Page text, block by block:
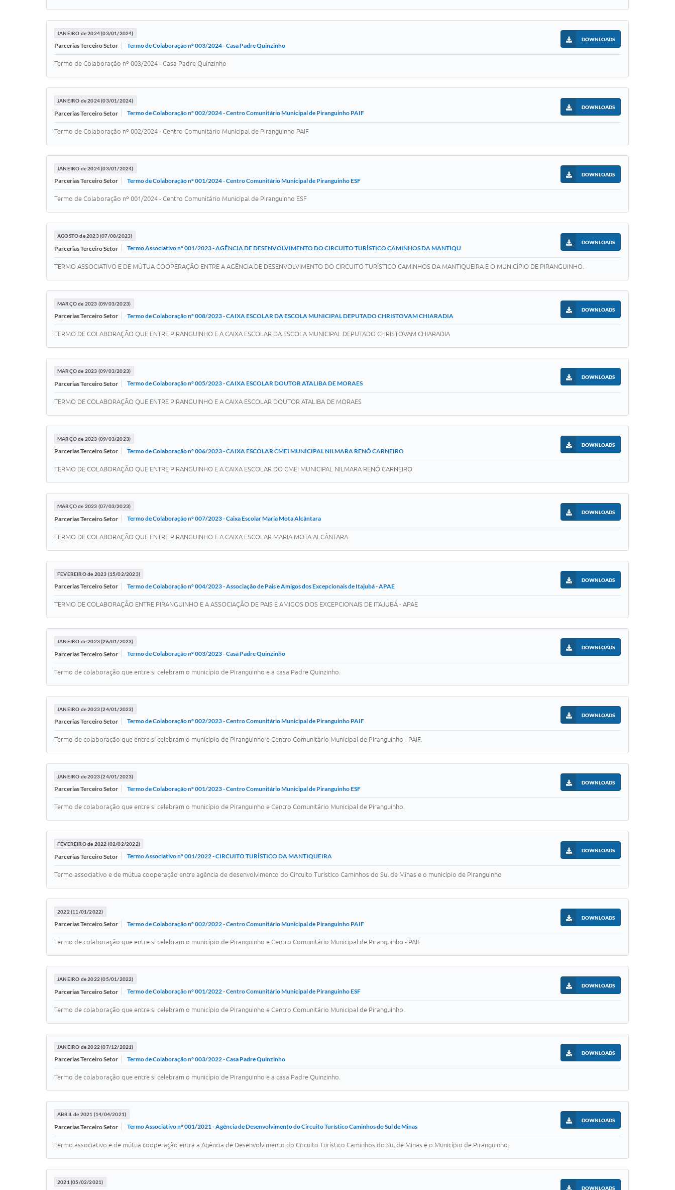
JANEIRO de 2024 (03/01/2024)
Parcerias Terceiro Setor Termo de Colaboração nº 003/2024 - Casa Padre Quinzinho
DOWNLOADS
Termo de Colaboração nº 003/2024 - Casa Padre Quinzinho
JANEIRO de 2024 (03/01/2024)
Parcerias Terceiro Setor Termo de Colaboração nº 002/2024 - Centro Comunitário Municipal de Piranguinho PAIF
DOWNLOADS
Termo de Colaboração nº 002/2024 - Centro Comunitário Municipal de Piranguinho PAIF
JANEIRO de 2024 (03/01/2024)
Parcerias Terceiro Setor Termo de Colaboração nº 001/2024 - Centro Comunitário Municipal de Piranguinho ESF
DOWNLOADS
Termo de Colaboração nº 001/2024 - Centro Comunitário Municipal de Piranguinho ESF
AGOSTO de 2023 (07/08/2023)
Parcerias Terceiro Setor Termo Associativo nº 001/2023 - AGÊNCIA DE DESENVOLVIMENTO DO CIRCUITO TURÍSTICO CAMINHOS DA MANTIQU
DOWNLOADS
TERMO ASSOCIATIVO E DE MÚTUA COOPERAÇÃO ENTRE A AGÊNCIA DE DESENVOLVIMENTO DO CIRCUITO TURÍSTICO CAMINHOS DA MANTIQUEIRA E O MUNICÍPIO DE PIRANGUINHO.
MARÇO de 2023 (09/03/2023)
Parcerias Terceiro Setor Termo de Colaboração nº 008/2023 - CAIXA ESCOLAR DA ESCOLA MUNICIPAL DEPUTADO CHRISTOVAM CHIARADIA
DOWNLOADS
TERMO DE COLABORAÇÃO QUE ENTRE PIRANGUINHO E A CAIXA ESCOLAR DA ESCOLA MUNICIPAL DEPUTADO CHRISTOVAM CHIARADIA
MARÇO de 2023 (09/03/2023)
Parcerias Terceiro Setor Termo de Colaboração nº 005/2023 - CAIXA ESCOLAR DOUTOR ATALIBA DE MORAES
DOWNLOADS
TERMO DE COLABORAÇÃO QUE ENTRE PIRANGUINHO E A CAIXA ESCOLAR DOUTOR ATALIBA DE MORAES
MARÇO de 2023 (09/03/2023)
Parcerias Terceiro Setor Termo de Colaboração nº 006/2023 - CAIXA ESCOLAR CMEI MUNICIPAL NILMARA RENÓ CARNEIRO
DOWNLOADS
TERMO DE COLABORAÇÃO QUE ENTRE PIRANGUINHO E A CAIXA ESCOLAR DO CMEI MUNICIPAL NILMARA RENÓ CARNEIRO
MARÇO de 2023 (07/03/2023)
Parcerias Terceiro Setor Termo de Colaboração nº 007/2023 - Caixa Escolar Maria Mota Alcântara
DOWNLOADS
TERMO DE COLABORAÇÃO QUE ENTRE PIRANGUINHO E A CAIXA ESCOLAR MARIA MOTA ALCÂNTARA
FEVEREIRO de 2023 (15/02/2023)
Parcerias Terceiro Setor Termo de Colaboração nº 004/2023 - Associação de Pais e Amigos dos Excepcionais de Itajubá - APAE
DOWNLOADS
TERMO DE COLABORAÇÃO ENTRE PIRANGUINHO E A ASSOCIAÇÃO DE PAIS E AMIGOS DOS EXCEPCIONAIS DE ITAJUBÁ - APAE
JANEIRO de 2023 (26/01/2023)
Parcerias Terceiro Setor Termo de Colaboração nº 003/2023 - Casa Padre Quinzinho
DOWNLOADS
Termo de colaboração que entre si celebram o município de Piranguinho e a casa Padre Quinzinho.
JANEIRO de 2023 (24/01/2023)
Parcerias Terceiro Setor Termo de Colaboração nº 002/2023 - Centro Comunitário Municipal de Piranguinho PAIF
DOWNLOADS
Termo de colaboração que entre si celebram o município de Piranguinho e Centro Comunitário Municipal de Piranguinho - PAIF.
JANEIRO de 2023 (24/01/2023)
Parcerias Terceiro Setor Termo de Colaboração nº 001/2023 - Centro Comunitário Municipal de Piranguinho ESF
DOWNLOADS
Termo de colaboração que entre si celebram o município de Piranguinho e Centro Comunitário Municipal de Piranguinho.
FEVEREIRO de 2022 (02/02/2022)
Parcerias Terceiro Setor Termo Associativo nº 001/2022 - CIRCUITO TURÍSTICO DA MANTIQUEIRA
DOWNLOADS
Termo associativo e de mútua cooperação entre agência de desenvolvimento do Circuito Turístico Caminhos do Sul de Minas e o município de Piranguinho
2022 (11/01/2022)
Parcerias Terceiro Setor Termo de Colaboração nº 002/2022 - Centro Comunitário Municipal de Piranguinho PAIF
DOWNLOADS
Termo de colaboração que entre si celebram o município de Piranguinho e Centro Comunitário Municipal de Piranguinho - PAIF.
JANEIRO de 2022 (05/01/2022)
Parcerias Terceiro Setor Termo de Colaboração nº 001/2022 - Centro Comunitário Municipal de Piranguinho ESF
DOWNLOADS
Termo de colaboração que entre si celebram o município de Piranguinho e Centro Comunitário Municipal de Piranguinho.
JANEIRO de 2022 (07/12/2021)
Parcerias Terceiro Setor Termo de Colaboração nº 003/2022 - Casa Padre Quinzinho
DOWNLOADS
Termo de colaboração que entre si celebram o município de Piranguinho e a casa Padre Quinzinho.
ABRIL de 2021 (14/04/2021)
Parcerias Terceiro Setor Termo Associativo nº 001/2021 - Agência de Desenvolvimento do Circuito Turístico Caminhos do Sul de Minas
DOWNLOADS
Termo associativo e de mútua cooperação entra a Agência de Desenvolvimento do Circuito Turístico Caminhos do Sul de Minas e o Município de Piranguinho.
2021 (05/02/2021)
DOWNLOADS